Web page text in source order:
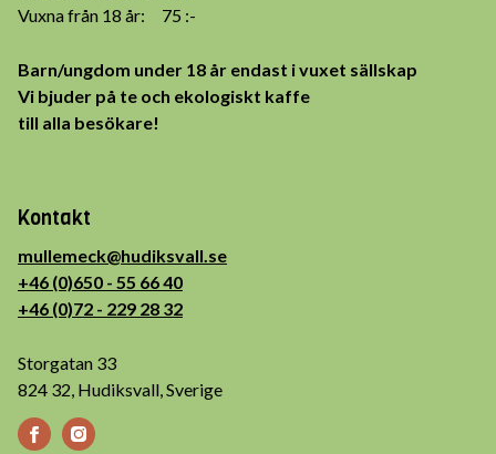
Vuxna från 18 år: 75 :-
Barn/ungdom under 18 år endast i vuxet sällskap
Vi bjuder på te och ekologiskt kaffe
till alla besökare!
Kontakt
mullemeck@hudiksvall.se
+46 (0)650 - 55 66 40
+46 (0)72 - 229 28 32
Storgatan 33
824 32, Hudiksvall, Sverige